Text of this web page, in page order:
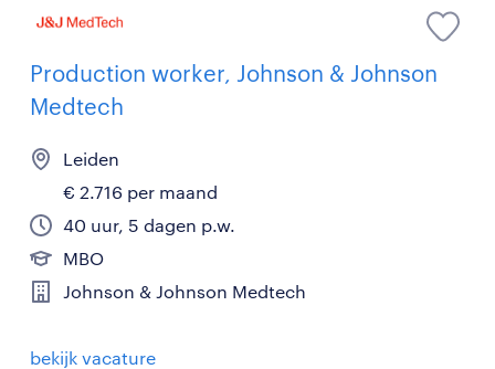
Production worker, Johnson & Johnson
Medtech
Leiden
€ 2.716 per maand
40 uur, 5 dagen p.w.
MBO
Johnson & Johnson Medtech
bekijk vacature